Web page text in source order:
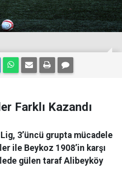
Farklı Kazandı
3’üncü grupta mücadele
ile Beykoz 1908’in karşı
gülen taraf Alibeyköy